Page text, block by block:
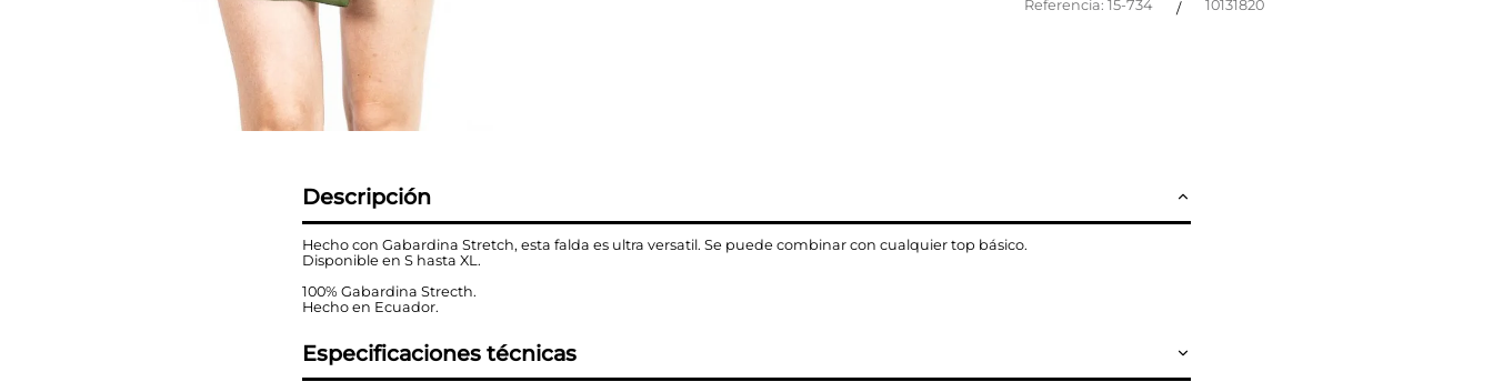
Referencia: 15-734 / 10131820
Descripción
Hecho con Gabardina Stretch, esta falda es ultra versatil. Se puede combinar con cualquier top básico.
Disponible en S hasta XL.
100% Gabardina Strecth.
Hecho en Ecuador.
Especificaciones técnicas